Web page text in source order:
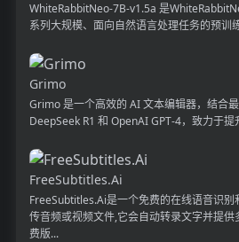
WhiteRabbitNeo-7B-v1.5a 是
系列大规模、面向自然语言处理任务的预训
Grimo
Grimo 是一个高效的 AI 文本编辑器，结合
DeepSeek R1 和 OpenAI GPT-4，致力于
FreeSubtitles.Ai
FreeSubtitles.Ai是一个免费的在线语音识
传音频或视频文件,它会自动转录文字并提
费版...